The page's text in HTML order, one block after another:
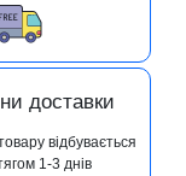
доставки
відбувається
1-3 днів